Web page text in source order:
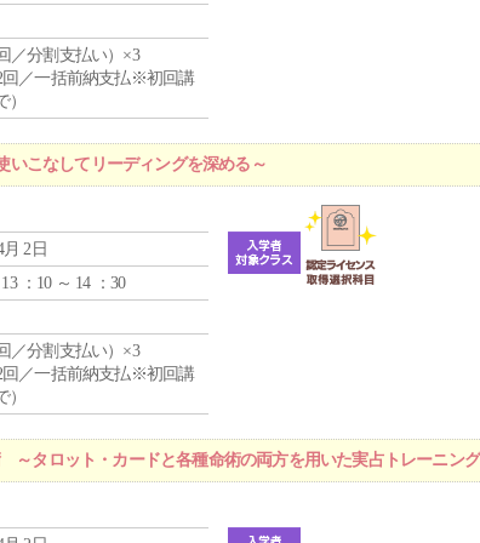
／分割支払い）×3
回／一括前納支払※初回講
こなしてリーディングを深める～
月 2日
：10 ～ 14 ：30
／分割支払い）×3
回／一括前納支払※初回講
タロット・カードと各種命術の両方を用いた実占トレーニン